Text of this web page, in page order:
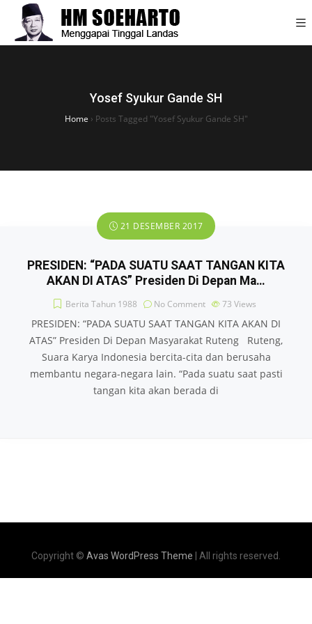
Yosef Syukur Gande SH
Home › Posts Tagged "Yosef Syukur Gande SH"
21 DESEMBER 2017
PRESIDEN: “PADA SUATU SAAT TANGAN KITA
AKAN DI ATAS” Presiden Di Depan Ma…
Berita Tahun 1988 No Comment 73 Views
PRESIDEN: “PADA SUATU SAAT TANGAN KITA AKAN DI
ATAS” Presiden Di Depan Masyarakat Ruteng Ruteng,
Suara Karya Indonesia bercita-cita dan berusaha
membantu negara-negara lain. “Pada suatu saat pasti
tangan kita akan berada di
Copyright © Avas WordPress Theme | All rights reserved.